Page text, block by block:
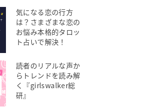
気になる恋の行方
は？さまざまな恋の
お悩み本格的タロッ
ト占いで解決！
読者のリアルな声か
らトレンドを読み解
く『girlswalker総
研』